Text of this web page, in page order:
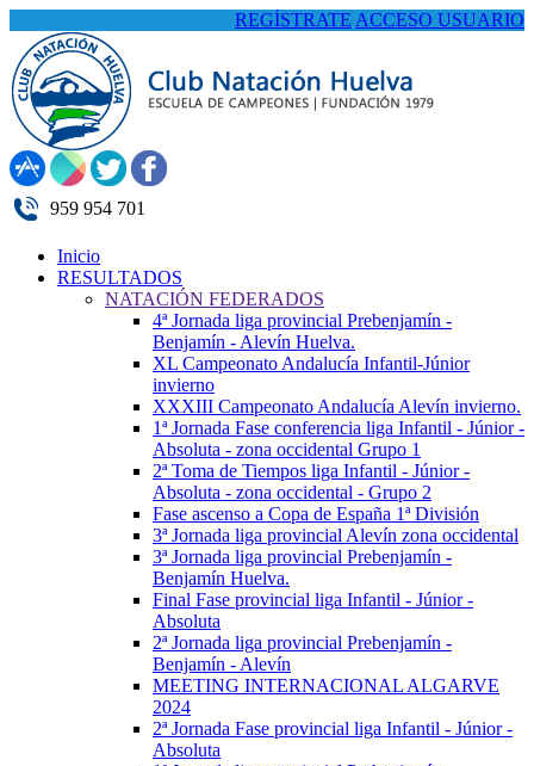
REGÍSTRATE ACCESO USUARIO
959 954 701
Inicio
RESULTADOS
NATACIÓN FEDERADOS
4ª Jornada liga provincial Prebenjamín -
Benjamín - Alevín Huelva.
XL Campeonato Andalucía Infantil-Júnior
invierno
XXXIII Campeonato Andalucía Alevín invierno.
1ª Jornada Fase conferencia liga Infantil - Júnior -
Absoluta - zona occidental Grupo 1
2ª Toma de Tiempos liga Infantil - Júnior -
Absoluta - zona occidental - Grupo 2
Fase ascenso a Copa de España 1ª División
3ª Jornada liga provincial Alevín zona occidental
3ª Jornada liga provincial Prebenjamín -
Benjamín Huelva.
Final Fase provincial liga Infantil - Júnior -
Absoluta
2ª Jornada liga provincial Prebenjamín -
Benjamín - Alevín
MEETING INTERNACIONAL ALGARVE
2024
2ª Jornada Fase provincial liga Infantil - Júnior -
Absoluta